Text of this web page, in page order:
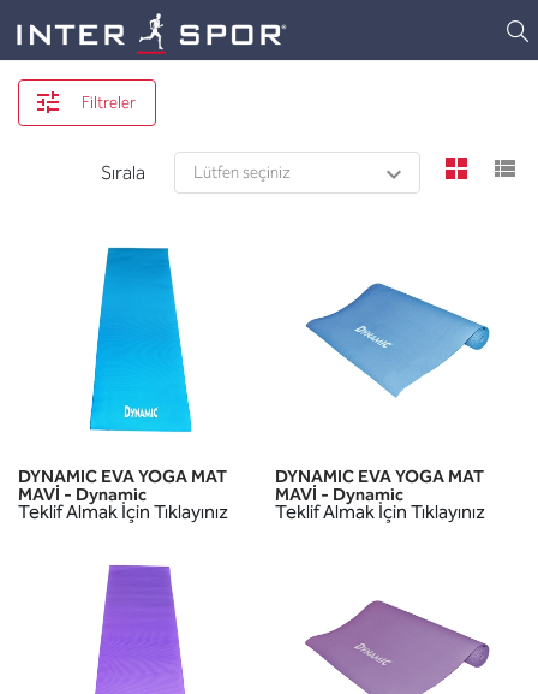
Filtreler
Sırala
DYNAMIC EVA YOGA MAT
MAVİ - Dynamic
Teklif Almak İçin Tıklayınız
DYNAMIC EVA YOGA MAT
MAVİ - Dynamic
Teklif Almak İçin Tıklayınız